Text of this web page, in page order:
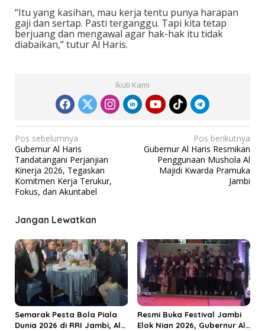
“Itu yang kasihan, mau kerja tentu punya harapan
gaji dan sertap. Pasti terganggu. Tapi kita tetap
berjuang dan mengawal agar hak-hak itu tidak
diabaikan,” tutur Al Haris.
Ikuti Kami
N
a
v
i
a
s
i
p
o
s
Pos sebelumnya
Gubernur Al Haris
Tandatangani Perjanjian
Kinerja 2026, Tegaskan
Komitmen Kerja Terukur,
Fokus, dan Akuntabel
Pos berikutnya
Gubernur Al Haris Resmikan
Penggunaan Mushola Al
Majidi Kwarda Pramuka
Jambi
Jangan Lewatkan
Semarak Pesta Bola Piala
Dunia 2026 di RRI Jambi, Al
Resmi Buka Festival Jambi
Elok Nian 2026, Gubernur Al